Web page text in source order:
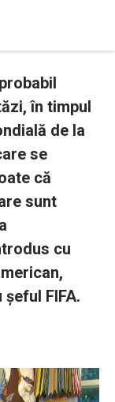
în timpul
de la
se
că
sunt
cu
FIFA.